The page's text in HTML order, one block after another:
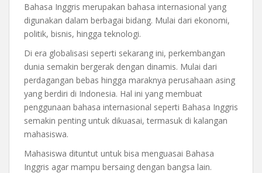
Bahasa Inggris merupakan bahasa internasional yang
digunakan dalam berbagai bidang. Mulai dari ekonomi,
politik, bisnis, hingga teknologi.
Di era globalisasi seperti sekarang ini, perkembangan
dunia semakin bergerak dengan dinamis. Mulai dari
perdagangan bebas hingga maraknya perusahaan asing
yang berdiri di Indonesia. Hal ini yang membuat
penggunaan bahasa internasional seperti Bahasa Inggris
semakin penting untuk dikuasai, termasuk di kalangan
mahasiswa.
Mahasiswa dituntut untuk bisa menguasai Bahasa
Inggris agar mampu bersaing dengan bangsa lain.